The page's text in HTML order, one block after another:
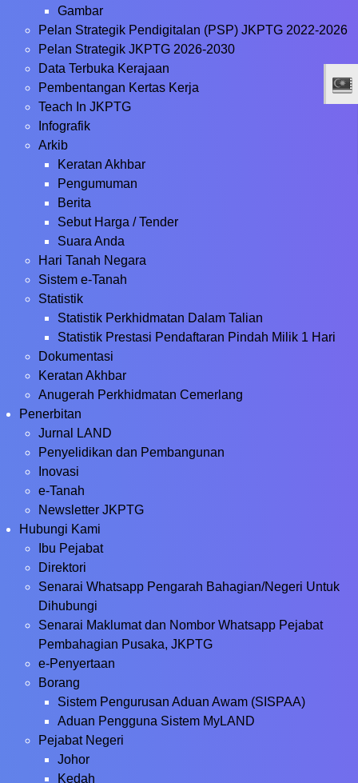
Gambar
Pelan Strategik Pendigitalan (PSP) JKPTG 2022-2026
Pelan Strategik JKPTG 2026-2030
Data Terbuka Kerajaan
Pembentangan Kertas Kerja
Teach In JKPTG
Infografik
Arkib
Keratan Akhbar
Pengumuman
Berita
Sebut Harga / Tender
Suara Anda
Hari Tanah Negara
Sistem e-Tanah
Statistik
Statistik Perkhidmatan Dalam Talian
Statistik Prestasi Pendaftaran Pindah Milik 1 Hari
Dokumentasi
Keratan Akhbar
Anugerah Perkhidmatan Cemerlang
Penerbitan
Jurnal LAND
Penyelidikan dan Pembangunan
Inovasi
e-Tanah
Newsletter JKPTG
Hubungi Kami
Ibu Pejabat
Direktori
Senarai Whatsapp Pengarah Bahagian/Negeri Untuk
Dihubungi
Senarai Maklumat dan Nombor Whatsapp Pejabat
Pembahagian Pusaka, JKPTG
e-Penyertaan
Borang
Sistem Pengurusan Aduan Awam (SISPAA)
Aduan Pengguna Sistem MyLAND
Pejabat Negeri
Johor
Kedah